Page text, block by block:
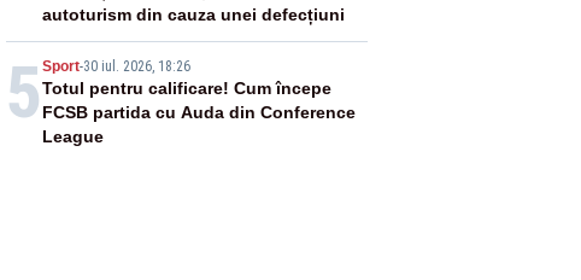
autoturism din cauza unei defecțiuni
5 Sport-30 iul. 2026, 18:26
Totul pentru calificare! Cum începe
FCSB partida cu Auda din Conference
League